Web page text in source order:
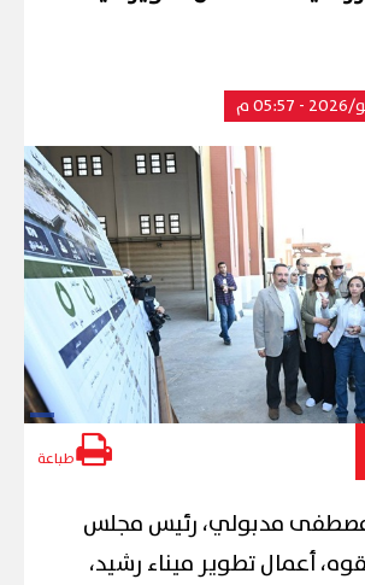
طباعة
مصطفى مدبولي، رئيس مجلس
أعمال تطوير ميناء رشيد،